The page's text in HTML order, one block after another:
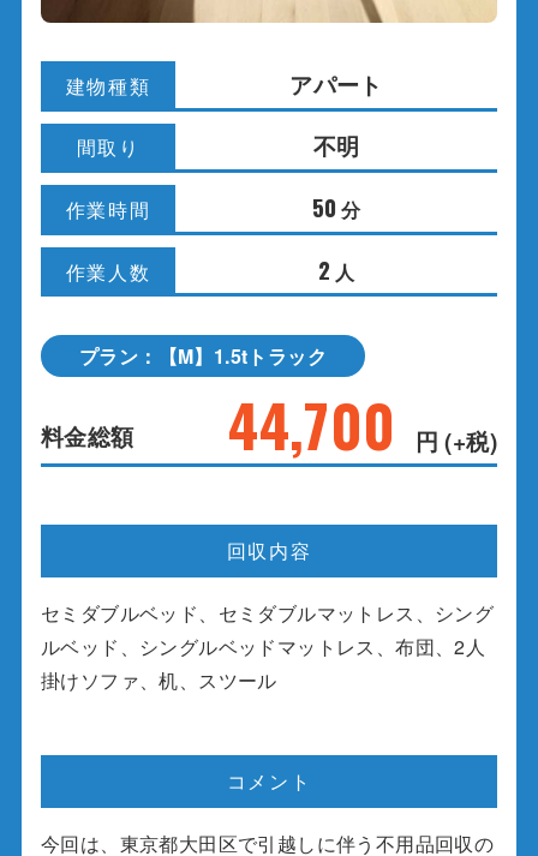
建物種類 アパート
間取り 不明
作業時間 50 分
作業人数 2 人
プラン：【M】1.5tトラック
料金総額 44,700 円 (+税)
回収内容
セミダブルベッド、セミダブルマットレス、シング
ルベッド、シングルベッドマットレス、布団、2人
掛けソファ、机、スツール
コメント
今回は、東京都大田区で引越しに伴う不用品回収の